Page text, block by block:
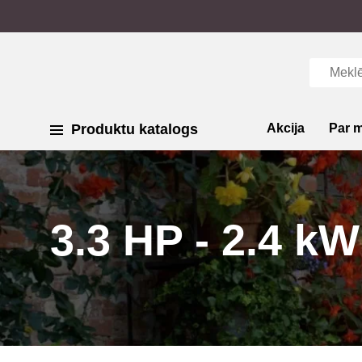
Produktu katalogs Akcija Par
3.3 HP - 2.4 kW